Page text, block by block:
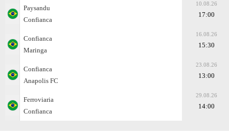
Paysandu
Confianca
10.08.26
17:00
Confianca
Maringa
16.08.26
15:30
Confianca
Anapolis FC
23.08.26
13:00
Ferroviaria
Confianca
29.08.26
14:00